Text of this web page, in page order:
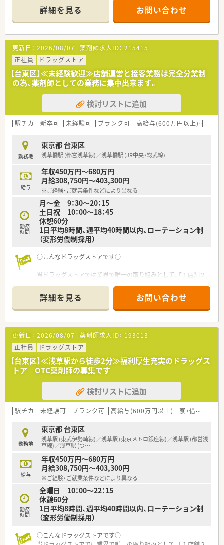
に応じて支給されます。
わけ、それぞれをきちんと分業することで、薬剤師としての仕事
に集中し、高い専門性を発揮していただきます。
馴染みのお客様とは、ご来店の度に会話を交わしてゆくことも多
くなりますので、全国チェーン店でありながら、『かかりつけ薬
局』としての細やかな接客が可能になります。
詳細を見る お問い合わせ
更新日： 2026/08/07 薬剤師求人ID： 215415
正社員
ドラッグストア
【台東区】≪未経験歓迎≫店舗運営と接客業務は完全分業制
の為、薬剤師としての業務に集中出来ます。
検討リストに追加
駅チカ 新卒可 未経験可 ブランク可 高給与(600万円以上)
勤務地
東京都 台東区
浅草橋駅 (都営浅草線)／浅草橋駅 (JR中央・総武線)
給与
年収450万円～680万円
月給308,750円～403,300円
※ご経験・ご就業条件などにより異なる
勤務
時間
月～金 9：30～20：15
土日祝 10：00～18：45
休憩60分
1日平均8時間、週平均40時間以内、ローテーション制
（変形労働制採用）
○こんなドラッグストアです○
当ドラッグストアでは業界で唯一の取り組みとして、「１店舗２
を取り入れております。
店舗業務を「店舗運営」と「接客・カウンセリング」の２ラインに
わけ、
それぞれをきちんと分業することで、薬剤師としての仕事に集中
し、
高い専門性を発揮していただきます。
馴染みのお客様とは、ご来店の度に会話を交わしてゆくことも多
くなりますので、
全国チェーン店でありながら、『かかりつけ薬局』としての、細や
かな接客が可能になります。
詳細を見る お問い合わせ
更新日： 2026/08/07 薬剤師求人ID： 193013
正社員
ドラッグストア
【台東区】≪浅草駅から徒歩2分≫福利厚生充実のドラッグス
トア OTC薬剤師の募集です
検討リストに追加
駅チカ 未経験可 ブランク可 高給与(600万円以上) 寮・借上社宅あり
勤務地
東京都 台東区
浅草駅 (東武伊勢崎線)／浅草駅 (東京メトロ銀座線)／浅草駅 (都営浅
草線)／浅草駅 (つ…
給与
年収450万円～680万円
月給308,750円～403,300円
※ご経験・ご就業条件などにより異なる
勤務
時間
全曜日 10：00～22：15
休憩60分
1日平均8時間、週平均40時間以内、ローテーション制
（変形労働制採用）
○こんなドラッグストアです○